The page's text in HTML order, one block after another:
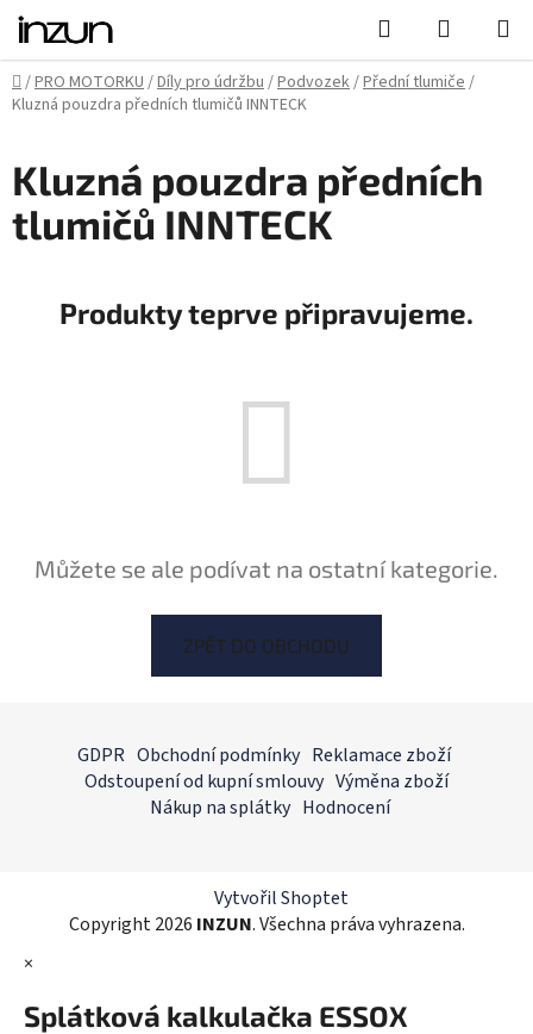
Přejít
obsah
Hledat
KOŠÍK
Domů
/PRO MOTORKU/Díly pro údržbu/Podvozek/Přední tlumiče/
Kluzná pouzdra předních tlumičů INNTECK
Kluzná pouzdra předních
tlumičů INNTECK
Produkty teprve připravujeme.
Můžete se ale podívat na ostatní kategorie.
ZPĚT DO OBCHODU
GDPR Obchodní podmínky Reklamace zboží
Odstoupení od kupní smlouvy Výměna zboží
Nákup na splátky Hodnocení
Vytvořil Shoptet
Copyright 2026 INZUN. Všechna práva vyhrazena.
×
Splátková kalkulačka ESSOX